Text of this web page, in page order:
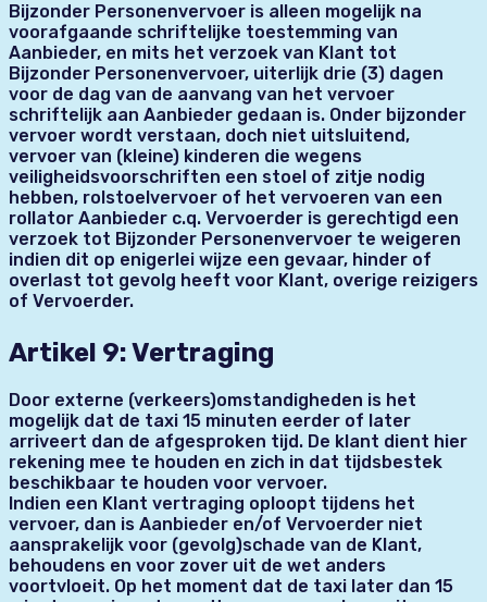
Bijzonder Personenvervoer is alleen mogelijk na
voorafgaande schriftelijke toestemming van
Aanbieder, en mits het verzoek van Klant tot
Bijzonder Personenvervoer, uiterlijk drie (3) dagen
voor de dag van de aanvang van het vervoer
schriftelijk aan Aanbieder gedaan is. Onder bijzonder
vervoer wordt verstaan, doch niet uitsluitend,
vervoer van (kleine) kinderen die wegens
veiligheidsvoorschriften een stoel of zitje nodig
hebben, rolstoelvervoer of het vervoeren van een
rollator Aanbieder c.q. Vervoerder is gerechtigd een
verzoek tot Bijzonder Personenvervoer te weigeren
indien dit op enigerlei wijze een gevaar, hinder of
overlast tot gevolg heeft voor Klant, overige reizigers
of Vervoerder.
Artikel 9: Vertraging
Door externe (verkeers)omstandigheden is het
mogelijk dat de taxi 15 minuten eerder of later
arriveert dan de afgesproken tijd. De klant dient hier
rekening mee te houden en zich in dat tijdsbestek
beschikbaar te houden voor vervoer.
Indien een Klant vertraging oploopt tijdens het
vervoer, dan is Aanbieder en/of Vervoerder niet
aansprakelijk voor (gevolg)schade van de Klant,
behoudens en voor zover uit de wet anders
voortvloeit. Op het moment dat de taxi later dan 15